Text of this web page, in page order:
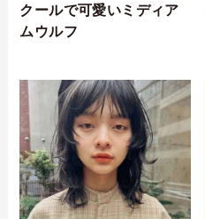
クールで可愛いミディア
ムウルフ